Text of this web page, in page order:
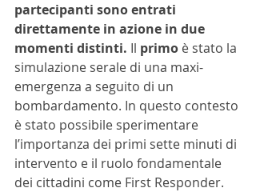
partecipanti sono entrati
direttamente in azione in due
momenti distinti. Il primo è stato la
simulazione serale di una maxi-
emergenza a seguito di un
bombardamento. In questo contesto
è stato possibile sperimentare
l’importanza dei primi sette minuti di
intervento e il ruolo fondamentale
dei cittadini come First Responder.